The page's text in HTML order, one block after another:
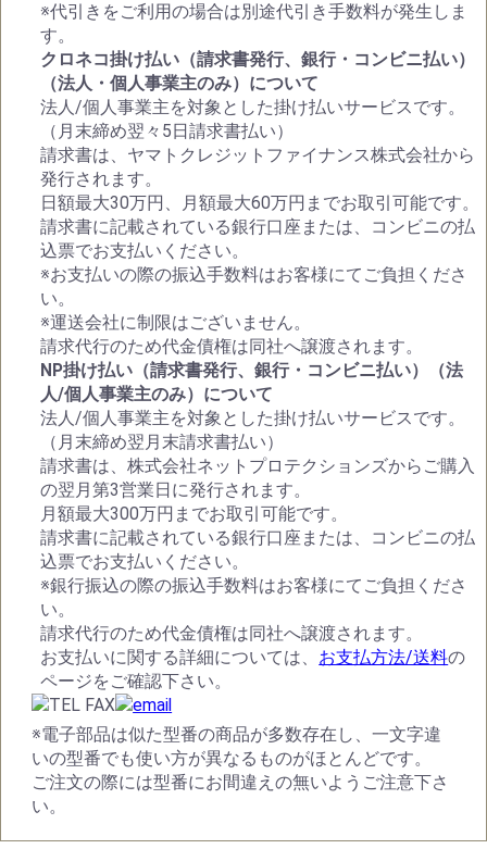
※代引きをご利用の場合は別途代引き手数料が発生しま
す。
クロネコ掛け払い（請求書発行、銀行・コンビニ払い）
（法人・個人事業主のみ）について
法人/個人事業主を対象とした掛け払いサービスです。
（月末締め翌々5日請求書払い）
請求書は、ヤマトクレジットファイナンス株式会社から
発行されます。
日額最大30万円、月額最大60万円までお取引可能です。
請求書に記載されている銀行口座または、コンビニの払
込票でお支払いください。
※お支払いの際の振込手数料はお客様にてご負担くださ
い。
※運送会社に制限はございません。
請求代行のため代金債権は同社へ譲渡されます。
NP掛け払い（請求書発行、銀行・コンビニ払い）（法
人/個人事業主のみ）について
法人/個人事業主を対象とした掛け払いサービスです。
（月末締め翌月末請求書払い）
請求書は、株式会社ネットプロテクションズからご購入
の翌月第3営業日に発行されます。
月額最大300万円までお取引可能です。
請求書に記載されている銀行口座または、コンビニの払
込票でお支払いください。
※銀行振込の際の振込手数料はお客様にてご負担くださ
い。
請求代行のため代金債権は同社へ譲渡されます。
お支払いに関する詳細については、 お支払方法/送料の
ページをご確認下さい。
※電子部品は似た型番の商品が多数存在し、一文字違
いの型番でも使い方が異なるものがほとんどです。
ご注文の際には型番にお間違えの無いようご注意下さ
い。